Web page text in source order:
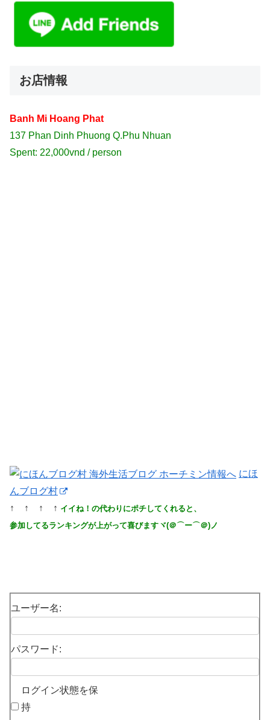
お店情報
Banh Mi Hoang Phat
137 Phan Dinh Phuong Q.Phu Nhuan
Spent: 22,000vnd / person
にほ
んブログ村
↑ ↑ ↑ ↑ イイね！の代わりにポチしてくれると、
参加してるランキングが上がって喜びますヾ(＠⌒ー⌒＠)ノ
ユーザー名:
パスワード:
ログイン状態を保
持